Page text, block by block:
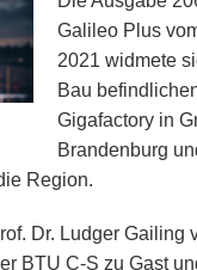
Galileo Plus
2021 widmete
Bau
Gigafactory in
Brandenburg
Region.
Dr. Ludger Gailing
BTU C-S zu Gast